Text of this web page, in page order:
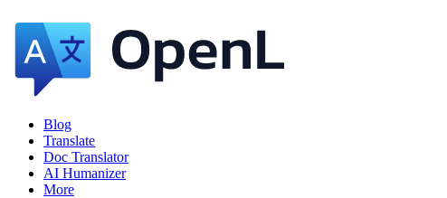
Blog
Translate
Doc Translator
AI Humanizer
More